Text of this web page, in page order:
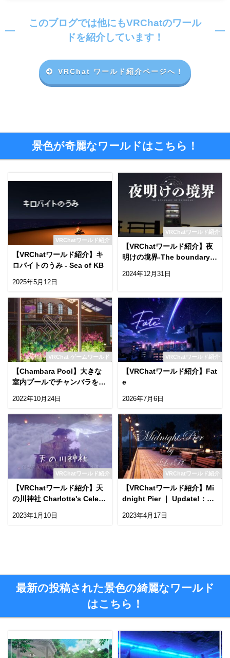
このブログでは他にもVRChatのワール
ドを紹介しています！
VRChat ワールド紹介ページへ！
景色が奇麗なワールドはこちら！
VRChatワールド紹介
【VRChatワールド紹介】キ
ロバイトのうみ - Sea of KB
2025年5月12日
VRChatワールド紹介
【VRChatワールド紹介】夜
明けの境界-The boundary o
2024年12月31日
VRChat ゲームワールド
【Chambara Pool】大きな
室内プールでチャンバラを楽
2022年10月24日
VRChatワールド紹介
【VRChatワールド紹介】Fat
e
2026年7月6日
VRChatワールド紹介
【VRChatワールド紹介】天
の川神社 Charlotte's Celesti
2023年1月10日
VRChatワールド紹介
【VRChatワールド紹介】Mi
dnight Pier ｜ Updateǃ：夜
ールド
2023年4月17日
最新の投稿された景色の綺麗なワールド
はこちら！